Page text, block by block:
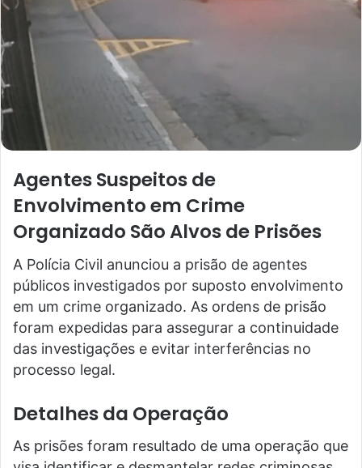
Agentes Suspeitos de
Envolvimento em Crime
Organizado São Alvos de Prisões
A Polícia Civil anunciou a prisão de agentes
públicos investigados por suposto envolvimento
em um crime organizado. As ordens de prisão
foram expedidas para assegurar a continuidade
das investigações e evitar interferências no
processo legal.
Detalhes da Operação
As prisões foram resultado de uma operação que